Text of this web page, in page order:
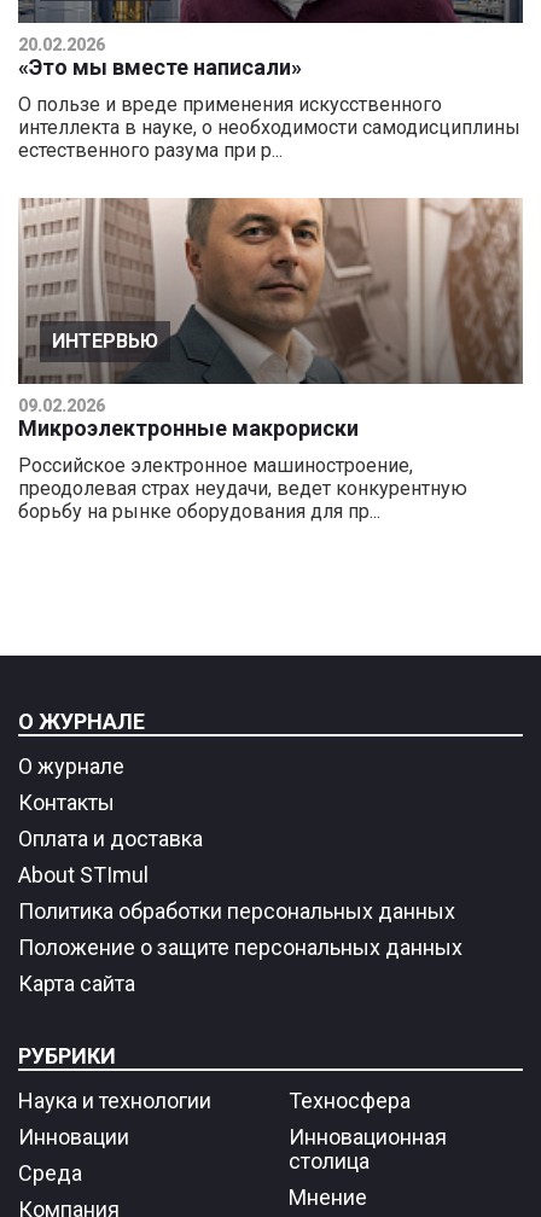
20.02.2026
«Это мы вместе написали»
О пользе и вреде применения искусственного
интеллекта в науке, о необходимости самодисциплины
естественного разума при р...
ИНТЕРВЬЮ
09.02.2026
Микроэлектронные макрориски
Российское электронное машиностроение,
преодолевая страх неудачи, ведет конкурентную
борьбу на рынке оборудования для пр...
О ЖУРНАЛЕ
О журнале
Контакты
Оплата и доставка
About STImul
Политика обработки персональных данных
Положение о защите персональных данных
Карта сайта
РУБРИКИ
Наука и технологии
Инновации
Среда
Компания
Техносфера
Инновационная
столица
Мнение